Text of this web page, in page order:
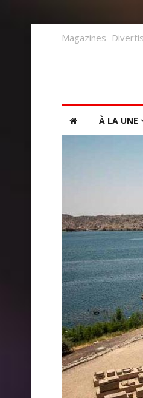
Magazines
À LA UNE